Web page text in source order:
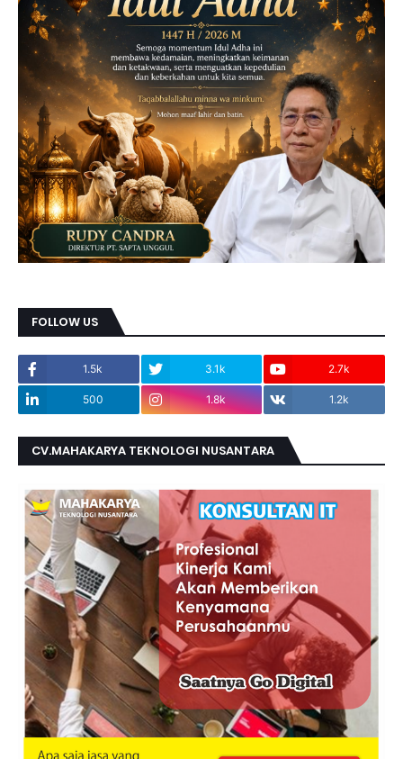
FOLLOW US
1.5k 3.1k 2.7k
500 1.8k 1.2k
CV.MAHAKARYA TEKNOLOGI NUSANTARA